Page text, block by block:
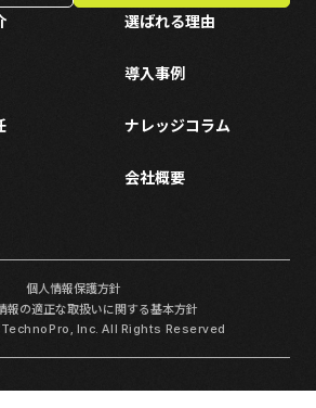
選ばれる理由
導入事例
ナレッジコラム
会社概要
個人情報保護方針
報の適正な取扱いに関する基本方針
Inc. All Rights Reserved